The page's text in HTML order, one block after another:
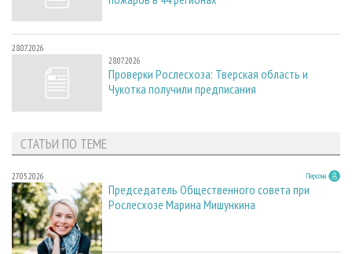
28.07.2026
28.07.2026
Проверки Рослесхоза: Тверская область и
Чукотка получили предписания
СТАТЬИ ПО ТЕМЕ
27.05.2026 Персона
Председатель Общественного совета при
Рослесхозе Марина Мишункина